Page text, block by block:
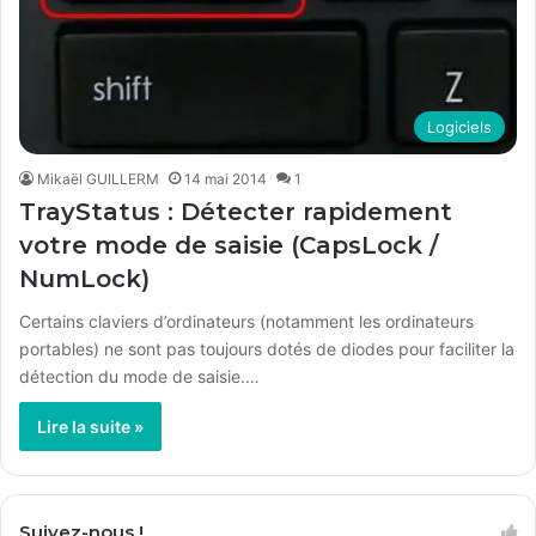
Logiciels
Mikaël GUILLERM 14 mai 2014 1
TrayStatus : Détecter rapidement
votre mode de saisie (CapsLock /
NumLock)
Certains claviers d’ordinateurs (notamment les ordinateurs
portables) ne sont pas toujours dotés de diodes pour faciliter la
détection du mode de saisie.…
Lire la suite »
Suivez-nous !